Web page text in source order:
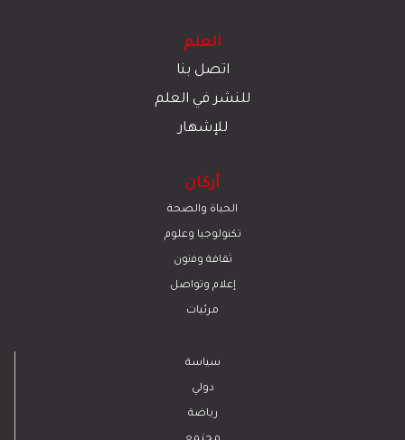
العلم
اتصل بنا
للنشر في العلم
للإشهار
أركان
الحياة والصحة
تكنولوجيا وعلوم
ﺛﻘﺎﻓﺔ وﻓﻧون
إعلام وتواصل
مرئيات
سياسة
دولي
رياضة